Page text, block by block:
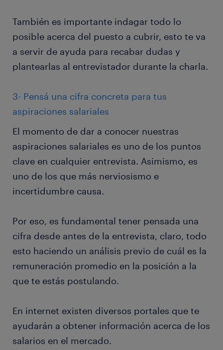
También es importante indagar todo lo
posible acerca del puesto a cubrir, esto te va
a servir de ayuda para recabar dudas y
plantearlas al entrevistador durante la charla.
3- Pensá una cifra concreta para tus
aspiraciones salariales
El momento de dar a conocer nuestras
aspiraciones salariales es uno de los puntos
clave en cualquier entrevista. Asimismo, es
uno de los que más nerviosismo e
incertidumbre causa.
Por eso, es fundamental tener pensada una
cifra desde antes de la entrevista, claro, todo
esto haciendo un análisis previo de cuál es la
remuneración promedio en la posición a la
que te estás postulando.
En internet existen diversos portales que te
ayudarán a obtener información acerca de los
salarios en el mercado.